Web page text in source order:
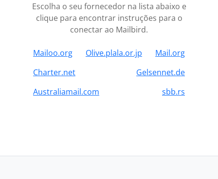
Escolha o seu fornecedor na lista abaixo e
clique para encontrar instruções para o
conectar ao Mailbird.
Mailoo.org Olive.plala.or.jp
Mail.org
Charter.net
Gelsennet.de
Australiamail.com
sbb.rs